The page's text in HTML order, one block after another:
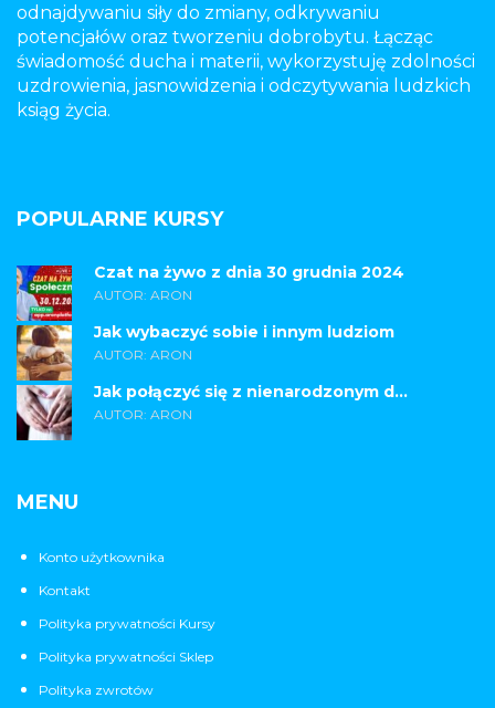
odnajdywaniu siły do zmiany, odkrywaniu
potencjałów oraz tworzeniu dobrobytu. Łącząc
świadomość ducha i materii, wykorzystuję zdolności
uzdrowienia, jasnowidzenia i odczytywania ludzkich
ksiąg życia.
POPULARNE KURSY
Czat na żywo z dnia 30 grudnia 2024
AUTOR: ARON
Jak wybaczyć sobie i innym ludziom
AUTOR: ARON
Jak połączyć się z nienarodzonym d...
AUTOR: ARON
MENU
Konto użytkownika
Kontakt
Polityka prywatności Kursy
Polityka prywatności Sklep
Polityka zwrotów